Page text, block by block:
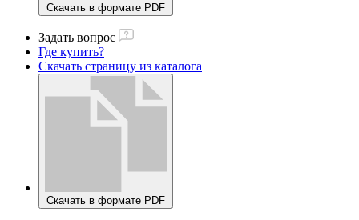
Скачать в формате PDF
Задать вопрос
Где купить?
Скачать страницу из каталога
Скачать в формате PDF